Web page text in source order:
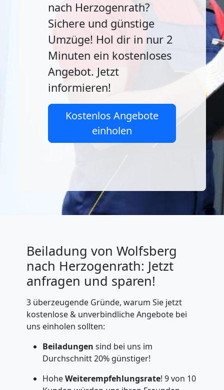
nach Herzogenrath?
Sichere und günstige
Umzüge! Hol dir in nur 2
Minuten ein kostenloses
Angebot. Jetzt
informieren!
Kostenlos Angebote
einholen
Beiladung von Wolfsberg
nach Herzogenrath: Jetzt
anfragen und sparen!
3 überzeugende Gründe, warum Sie jetzt
kostenlose & unverbindliche Angebote bei
uns einholen sollten:
Beiladungen sind bei uns im
Durchschnitt 20% günstiger!
HoheWeiterempfehlungsrate! 9 von 10